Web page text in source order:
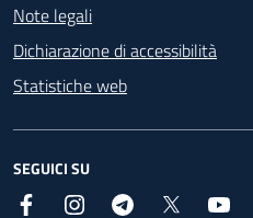
Note legali
Dichiarazione di accessibilità
Statistiche web
SEGUICI SU
Facebook InstagramTelegram